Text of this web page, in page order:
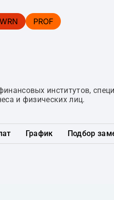
WRN PROF
институтов,
и физических лиц.
График Подбор